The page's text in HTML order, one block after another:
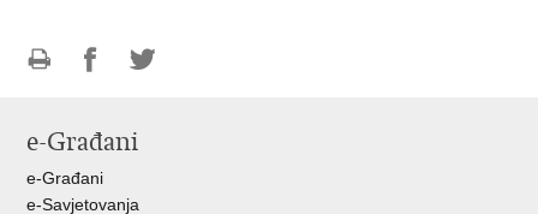
FacebookuTwitteru
e-Građani
e-Građani
e-Savjetovanja